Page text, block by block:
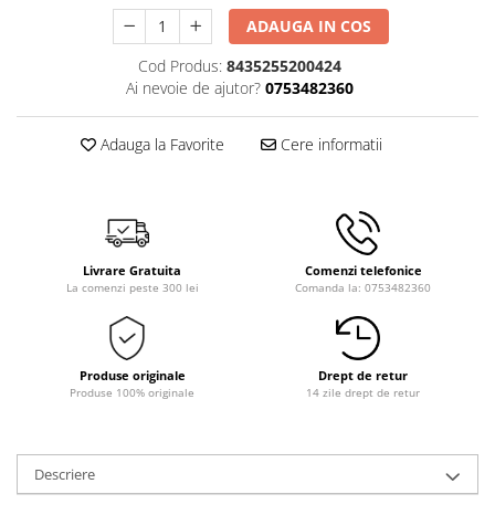
ADAUGA IN COS
Cod Produs: 8435255200424
Ai nevoie de ajutor? 0753482360
Adauga la Favorite Cere informatii
Livrare Gratuita
La comenzi peste 300 lei
Comenzi telefonice
Comanda la: 0753482360
Produse originale
Produse 100% originale
Drept de retur
14 zile drept de retur
Descriere